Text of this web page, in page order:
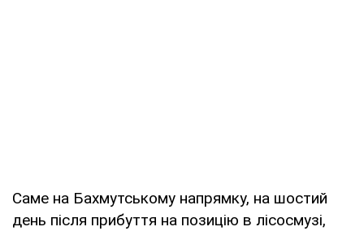
Саме на Бахмутському напрямку, на шостий
день після прибуття на позицію в лісосмузі,